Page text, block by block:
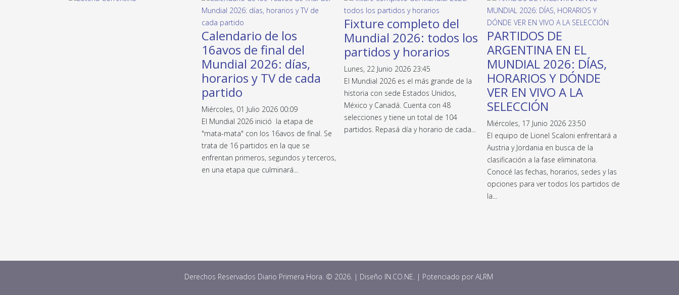
Calendario de los
16avos de final del
Mundial 2026: días,
horarios y TV de cada
partido
Miércoles, 01 Julio 2026 00:09
El Mundial 2026 inició la etapa de
"mata-mata" con los 16avos de final. Se
trata de 16 partidos en la que se
enfrentan primeros, segundos y terceros,
en una etapa que culminará...
Fixture completo del
Mundial 2026: todos los
partidos y horarios
Lunes, 22 Junio 2026 23:45
El Mundial 2026 es el más grande de la
historia con sede Estados Unidos,
México y Canadá. Cuenta con 48
selecciones y tiene un total de 104
partidos. Repasá día y horario de cada...
PARTIDOS DE
ARGENTINA EN EL
MUNDIAL 2026: DÍAS,
HORARIOS Y DÓNDE
VER EN VIVO A LA
SELECCIÓN
Miércoles, 17 Junio 2026 23:50
El equipo de Lionel Scaloni enfrentará a
Austria y Jordania en busca de la
clasificación a la fase eliminatoria.
Conocé las fechas, horarios, sedes y las
opciones para ver todos los partidos de
la...
Derechos Reservados Diario Primera Hora. © 2026. | Diseño IN.CO.NE. | Potenciado por ALRM